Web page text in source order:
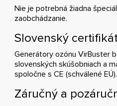
Nie je potrebná žiadna
zaobchádzanie.
Slovenský
Generátory ozónu VirBuster
slovenských skúšobniach a
spoločne s CE (schválené EÚ).
Záručný a